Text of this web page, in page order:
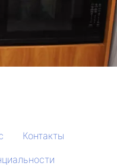
Контакты